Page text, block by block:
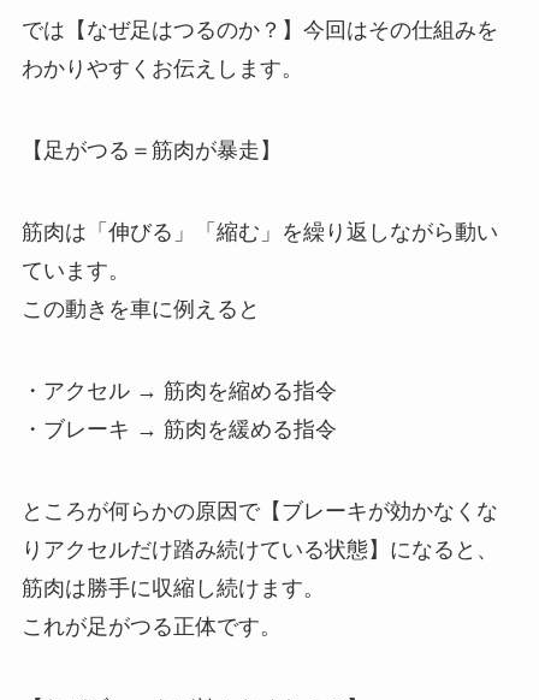
では【なぜ足はつるのか？】今回はその仕組みを
わかりやすくお伝えします。
【足がつる＝筋肉が暴走】
筋肉は「伸びる」「縮む」を繰り返しながら動い
ています。
この動きを車に例えると
・アクセル → 筋肉を縮める指令
・ブレーキ → 筋肉を緩める指令
ところが何らかの原因で【ブレーキが効かなくな
りアクセルだけ踏み続けている状態】になると、
筋肉は勝手に収縮し続けます。
これが足がつる正体です。